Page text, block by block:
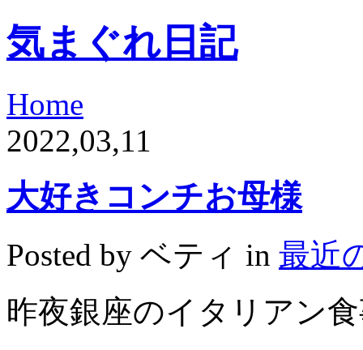
気まぐれ日記
Home
2022,03,11
大好きコンチお母様
Posted by ベティ in 最近
昨夜銀座のイタリアン